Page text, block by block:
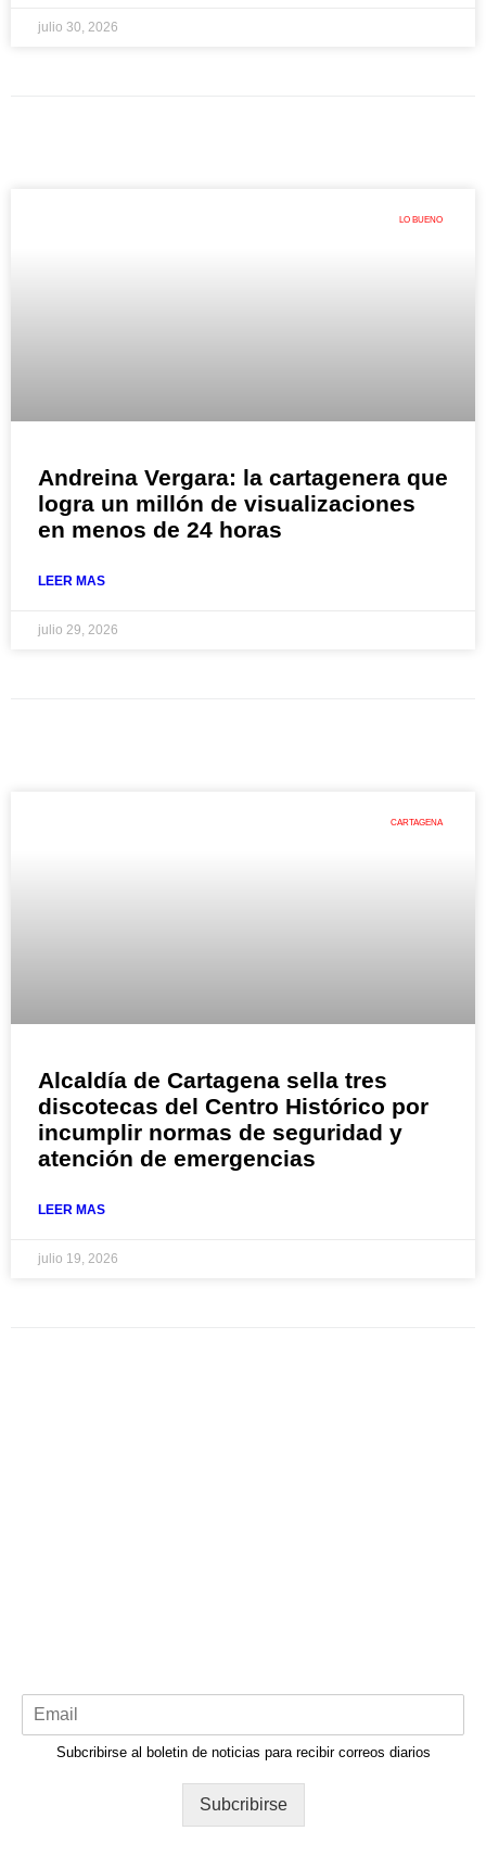
julio 30, 2026
LO BUENO
Andreina Vergara: la cartagenera que
logra un millón de visualizaciones
en menos de 24 horas
LEER MAS
julio 29, 2026
CARTAGENA
Alcaldía de Cartagena sella tres
discotecas del Centro Histórico por
incumplir normas de seguridad y
atención de emergencias
LEER MAS
julio 19, 2026
Subcribirse al boletin de noticias para recibir correos diarios
Subcribirse